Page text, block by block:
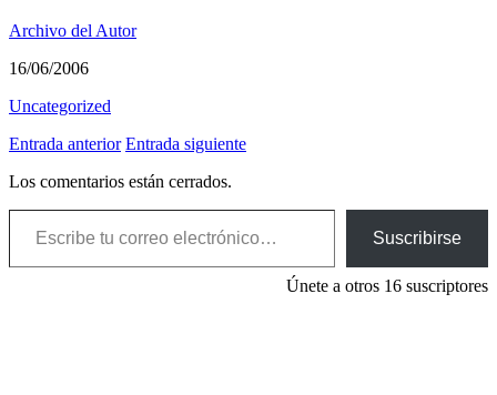
Archivo del Autor
16/06/2006
Uncategorized
Entrada anterior Entrada siguiente
Los comentarios están cerrados.
Escribe tu correo electrónico…
Suscribirse
Únete a otros 16 suscriptores